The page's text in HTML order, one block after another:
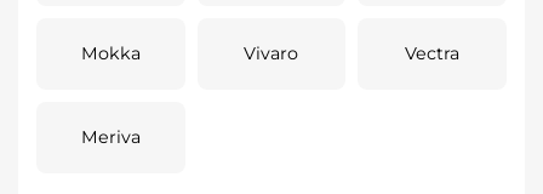
Mokka Vivaro Vectra
Meriva